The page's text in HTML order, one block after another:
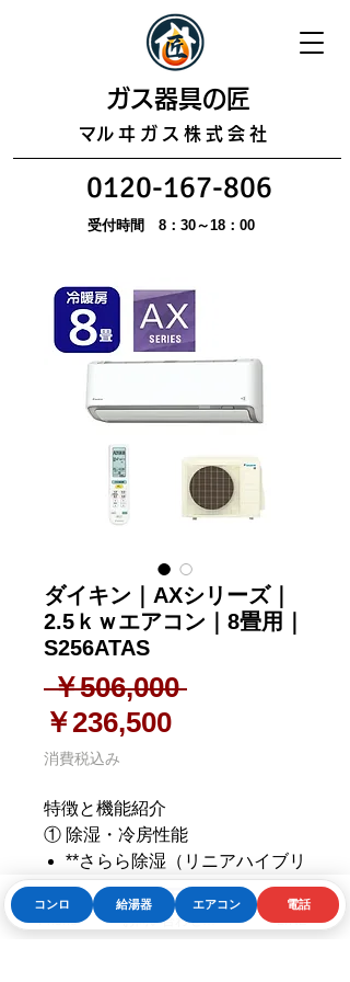
​ガス器具の匠
​マルヰガス株式会社
0120-167-806
受付時間 8：30～18：00
ダイキン｜AXシリーズ｜
2.5ｋｗエアコン｜8畳用｜
S256ATAS
￥506,000 通常価格
￥236,500セール価格
消費税込み
特徴と機能紹介
① 除湿・冷房性能
**さらら除湿（リニアハイブリ
ッド方式）**による自然な除湿
コントロール。湿度と温度を
お問合せはこちら
Phone お問い合わせフォーム LINE
コンロ 給湯器 エアコン 電話